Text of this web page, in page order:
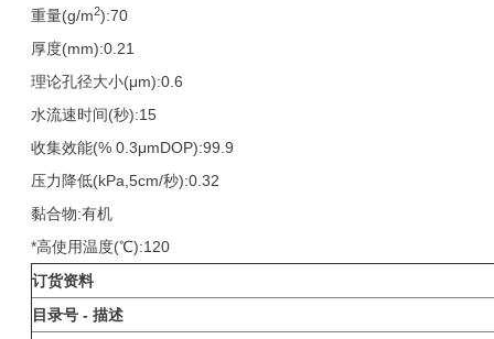
重量(g/m2):70
厚度(mm):0.21
理论孔径大小(μm):0.6
水流速时间(秒):15
收集效能(% 0.3μmDOP):99.9
压力降低(kPa,5cm/秒):0.32
黏合物:有机
*高使用温度(℃):120
订货资料
目录号 - 描述